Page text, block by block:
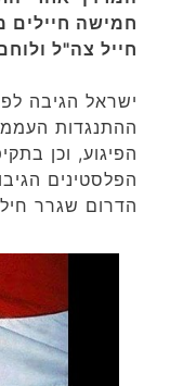
חמישה חיילים
חייל צה"ל
ישראל הגיבה
ההתנגדות
הפיגוע, וכן
הפלסטינים
הדרום שגרר